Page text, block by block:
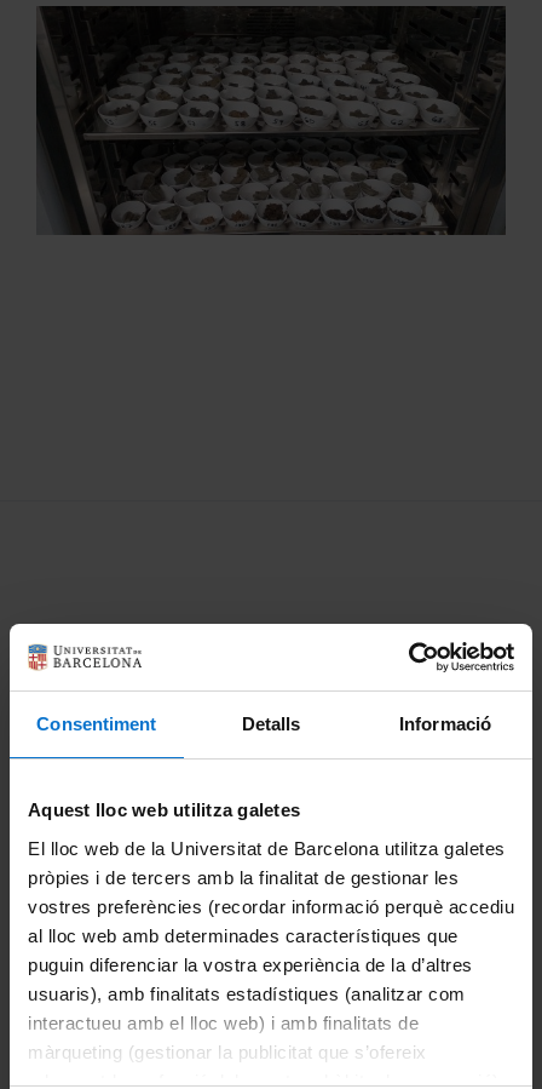
Consentiment Detalls Informació
Aquest lloc web utilitza galetes
El lloc web de la Universitat de Barcelona utilitza galetes
pròpies i de tercers amb la finalitat de gestionar les
vostres preferències (recordar informació perquè accediu
al lloc web amb determinades característiques que
puguin diferenciar la vostra experiència de la d’altres
usuaris), amb finalitats estadístiques (analitzar com
interactueu amb el lloc web) i amb finalitats de
màrqueting (gestionar la publicitat que s’ofereix
adequant-la en funció dels vostres hàbits de navegació).
RISKNAT RISCOS NATURALS
Facultat de Ciències de la Terra
Dept. de Dinàmica de la Terra i de l’Oceà
Universitat de Barcelona
tel: +34 93 402 13 72
eulalia.masana@ub.edu
Qué hacemos
Investigación